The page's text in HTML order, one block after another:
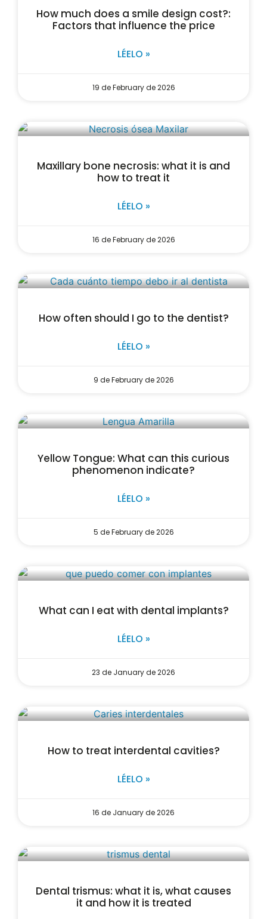
How much does a smile design cost?:
Factors that influence the price
LÉELO »
19 de February de 2026
Maxillary bone necrosis: what it is and
how to treat it
LÉELO »
16 de February de 2026
How often should I go to the dentist?
LÉELO »
9 de February de 2026
Yellow Tongue: What can this curious
phenomenon indicate?
LÉELO »
5 de February de 2026
What can I eat with dental implants?
LÉELO »
23 de January de 2026
How to treat interdental cavities?
LÉELO »
16 de January de 2026
Dental trismus: what it is, what causes
it and how it is treated